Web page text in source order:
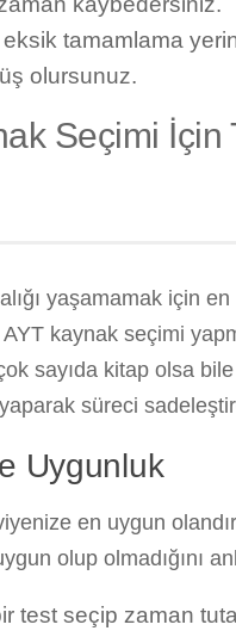
tamamlama
olursunuz.
Seçimi İçin
yaşamamak için en
kaynak seçimi
sayıda kitap olsa
süreci
Uygunluk
en uygun
olup olmadığını
test seçip zaman